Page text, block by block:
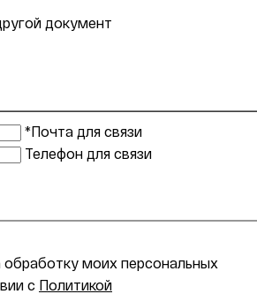
документ
*Почта для связи
Телефон для связи
обработку моих персональных
с Политикой